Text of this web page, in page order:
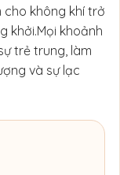
không khí trở
khởi.Mọi khoảnh
trẻ trung, làm
và sự lạc